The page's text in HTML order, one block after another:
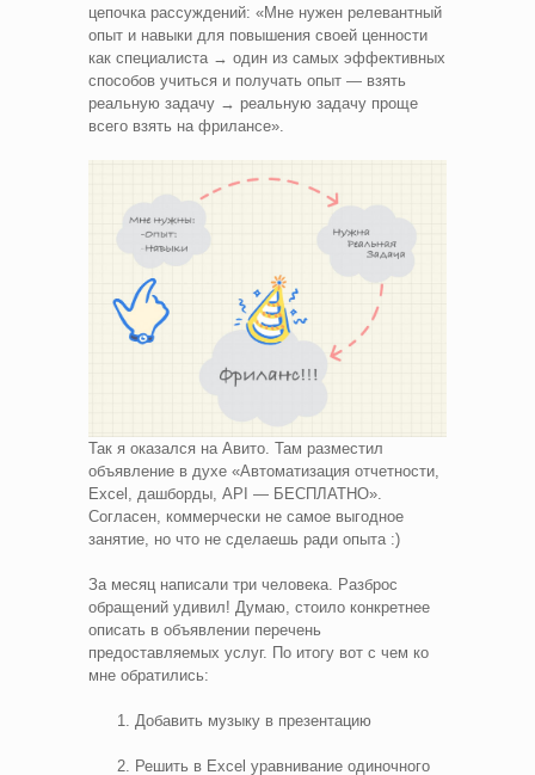
цепочка рассуждений: «Мне нужен релевантный
опыт и навыки для повышения своей ценности
как специалиста → один из самых эффективных
способов учиться и получать опыт — взять
реальную задачу → реальную задачу проще
всего взять на фрилансе».
Так я оказался на Авито. Там разместил
объявление в духе «Автоматизация отчетности,
Excel, дашборды, API — БЕСПЛАТНО».
Согласен, коммерчески не самое выгодное
занятие, но что не сделаешь ради опыта :)
За месяц написали три человека. Разброс
обращений удивил! Думаю, стоило конкретнее
описать в объявлении перечень
предоставляемых услуг. По итогу вот с чем ко
мне обратились:
Добавить музыку в презентацию
Решить в Excel уравнивание одиночного